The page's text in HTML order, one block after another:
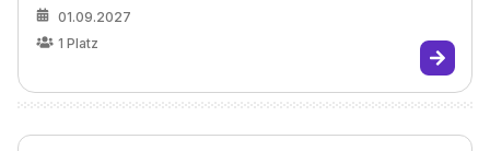
01.09.2027
1 Platz